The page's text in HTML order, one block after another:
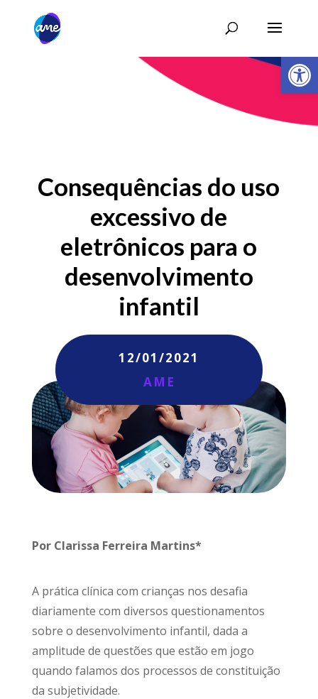
Abrir
Consequências do uso
excessivo de
eletrônicos para o
desenvolvimento
infantil
12/01/2021
AME
Por Clarissa Ferreira Martins*
A prática clínica com crianças nos desafia
diariamente com diversos questionamentos
sobre o desenvolvimento infantil, dada a
amplitude de questões que estão em jogo
quando falamos dos processos de constituição
da subjetividade.